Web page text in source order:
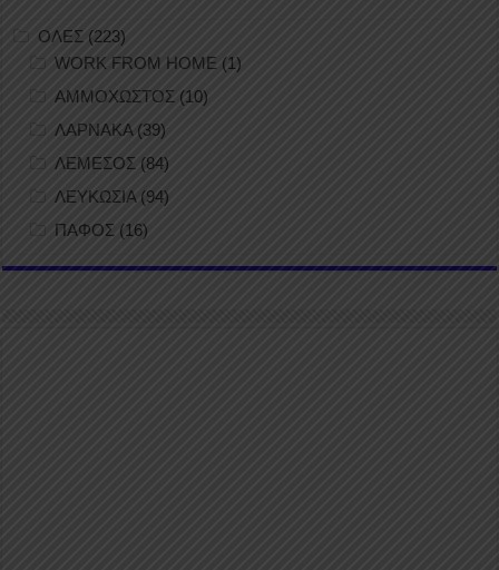
ΟΛΕΣ (223)
WORK FROM HOME (1)
ΑΜΜΟΧΩΣΤΟΣ (10)
ΛΑΡΝΑΚΑ(39)
ΛΕΜΕΣΟΣ (84)
ΛΕΥΚΩΣΙΑ (94)
ΠΑΦΟΣ (16)